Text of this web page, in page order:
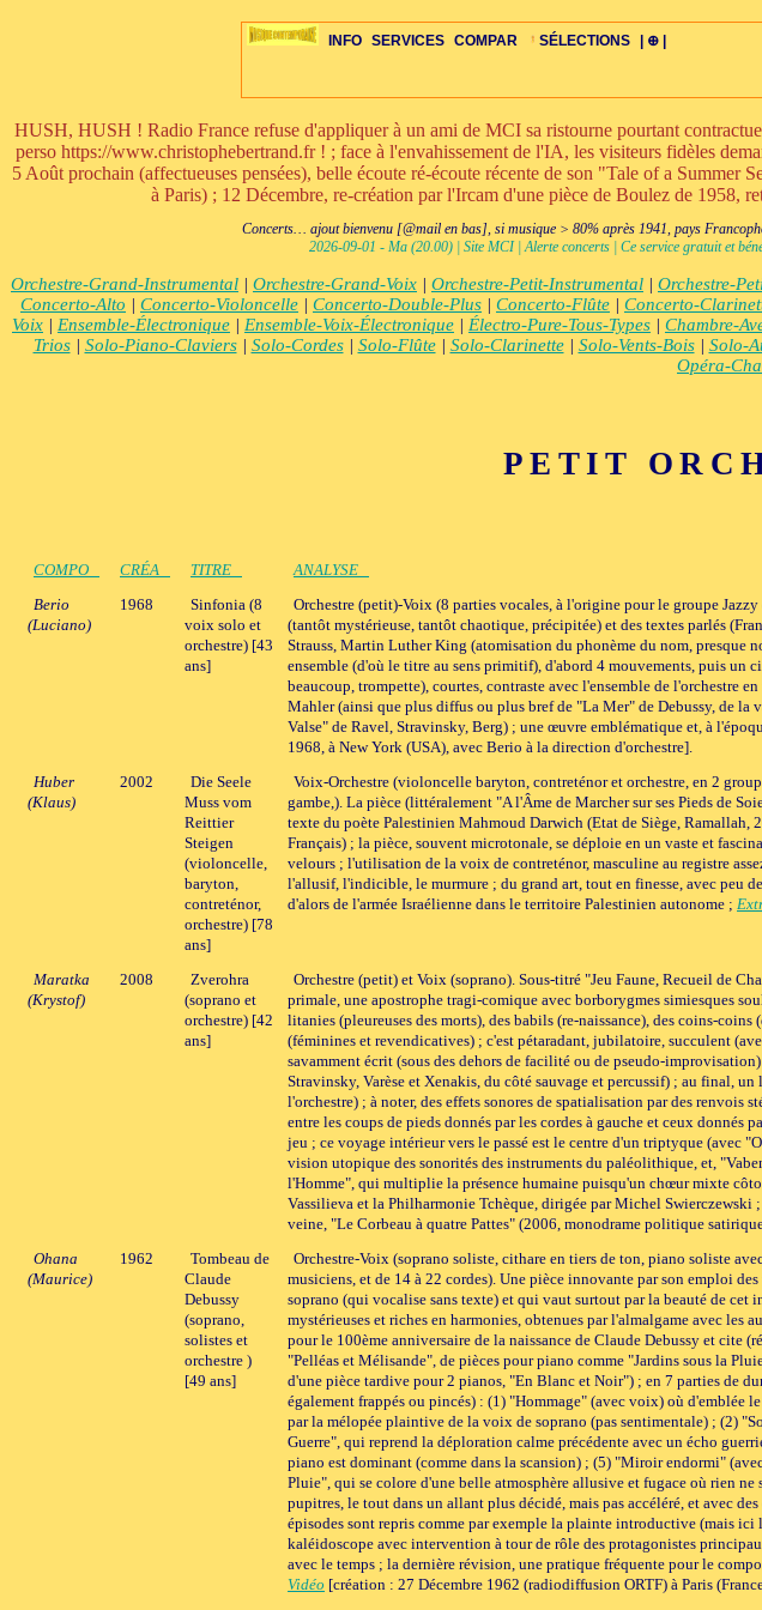
INFO
ÉDITORIAUX ACTUS-CONCERTS HISTOIRE PAYS STYLES-ÉCOLES
SERVICES
MAJ-LISTE ARCH-CONCERTS LIENS RADIOS VIDÉOS PLAN FAQS
COMPAR
SÉLECTION GUIDE-EXPRESS ŒUVRES BIOGRAPHIES PERSPECTIVE
SÉLECTIONS
SÉLECTION COMPOS-INTRO COMPO-INDIV ŒUVRES-INDIV
| ⊕ |
20ÈME PARAL 1001 CD TOP-REC BONUS-ROMANS BONUS-FILMS
CELLO-C
ALTO-C
VIOLON-C
PIANO-CONC GRAND-
HUSH, HUSH ! Radio France refuse d'appliquer à un ami de MCI sa ristourne pourtant
perso https://www.christophebertrand.fr ! ; face à l'envahissement de l'IA, les visiteurs fidèles
5 Août prochain (affectueuses pensées), belle écoute ré-écoute récente de son "Tale of a
à Paris) ; 12 Décembre, re-création par l'Ircam d'une pièce de Boulez de 1958,
Concerts… ajout bienvenu [@mail en bas], si musique > 80% après 1941, pays
2026-09-01 - Ma (20.00) | Site MCI | Alerte concerts | Ce service gratuit et
Orchestre-Grand-Instrumental | Orchestre-Grand-Voix | Orchestre-Petit-Instrumental | Orchestre-
Concerto-Alto | Concerto-Violoncelle | Concerto-Double-Plus | Concerto-Flûte | Concerto-
Voix | Ensemble-Électronique | Ensemble-Voix-Électronique | Électro-Pure-Tous-Types | Chambre-
Trios| Solo-Piano-Claviers| Solo-Cordes| Solo-Flûte| Solo-Clarinette| Solo-Vents-Bois| Solo-
Opéra-
PETIT
COMPO CRÉA TITRE ANALYSE
Berio
(Luciano)
1968
Sinfonia (8
voix solo et
orchestre) [43
ans]
Orchestre (petit)-Voix (8 parties vocales, à l'origine pour le groupe
(tantôt mystérieuse, tantôt chaotique, précipitée) et des textes parlés
Strauss, Martin Luther King (atomisation du phonème du nom, presque
ensemble (d'où le titre au sens primitif), d'abord 4 mouvements, puis un
beaucoup, trompette), courtes, contraste avec l'ensemble de l'orchestre
Mahler (ainsi que plus diffus ou plus bref de "La Mer" de Debussy, de la
Valse" de Ravel, Stravinsky, Berg) ; une œuvre emblématique et, à
1968, à New York (USA), avec Berio à la direction d'orchestre].
Huber
(Klaus)
2002
Die Seele
Muss vom
Reittier
Steigen
(violoncelle,
baryton,
contreténor,
orchestre) [78
ans]
Voix-Orchestre (violoncelle baryton, contreténor et orchestre, en 2
gambe,). La pièce (littéralement "A l'Âme de Marcher sur ses Pieds de
texte du poète Palestinien Mahmoud Darwich (Etat de Siège, Ramallah,
Français) ; la pièce, souvent microtonale, se déploie en un vaste et
velours ; l'utilisation de la voix de contreténor, masculine au registre
l'allusif, l'indicible, le murmure ; du grand art, tout en finesse, avec peu
d'alors de l'armée Israélienne dans le territoire Palestinien autonome ;
Maratka
(Krystof)
2008
Zverohra
(soprano et
orchestre) [42
ans]
Orchestre (petit) et Voix (soprano). Sous-titré "Jeu Faune, Recueil de
primale, une apostrophe tragi-comique avec borborygmes simiesques
litanies (pleureuses des morts), des babils (re-naissance), des coins-
(féminines et revendicatives) ; c'est pétaradant, jubilatoire, succulent
savamment écrit (sous des dehors de facilité ou de pseudo-
Stravinsky, Varèse et Xenakis, du côté sauvage et percussif) ; au final,
l'orchestre) ; à noter, des effets sonores de spatialisation par des renvois
entre les coups de pieds donnés par les cordes à gauche et ceux
jeu ; ce voyage intérieur vers le passé est le centre d'un triptyque (avec
vision utopique des sonorités des instruments du paléolithique, et,
l'Homme", qui multiplie la présence humaine puisqu'un chœur mixte
Vassilieva et la Philharmonie Tchèque, dirigée par Michel Swierczewski
veine, "Le Corbeau à quatre Pattes" (2006, monodrame politique
Ohana
(Maurice)
1962
Tombeau de
Claude
Debussy
(soprano,
solistes et
orchestre )
[49 ans]
Orchestre-Voix (soprano soliste, cithare en tiers de ton, piano soliste
musiciens, et de 14 à 22 cordes). Une pièce innovante par son emploi
soprano (qui vocalise sans texte) et qui vaut surtout par la beauté de
mystérieuses et riches en harmonies, obtenues par l'almalgame avec les
pour le 100ème anniversaire de la naissance de Claude Debussy et cite
"Pelléas et Mélisande", de pièces pour piano comme "Jardins sous la
d'une pièce tardive pour 2 pianos, "En Blanc et Noir") ; en 7 parties de
également frappés ou pincés) : (1) "Hommage" (avec voix) où d'emblée
par la mélopée plaintive de la voix de soprano (pas sentimentale) ; (2)
Guerre", qui reprend la déploration calme précédente avec un écho
piano est dominant (comme dans la scansion) ; (5) "Miroir endormi"
Pluie", qui se colore d'une belle atmosphère allusive et fugace où rien ne
pupitres, le tout dans un allant plus décidé, mais pas accéléré, et avec
épisodes sont repris comme par exemple la plainte introductive (mais
kaléidoscope avec intervention à tour de rôle des protagonistes
avec le temps ; la dernière révision, une pratique fréquente pour le
Vidéo [création : 27 Décembre 1962 (radiodiffusion ORTF) à Paris